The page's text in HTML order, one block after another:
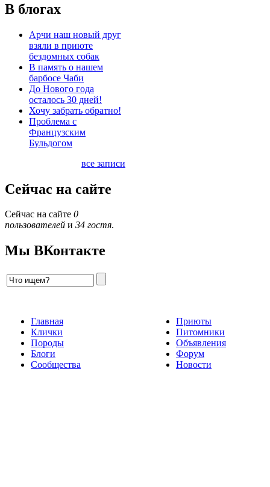
В блогах
Арчи наш новый друг
взяли в приюте
бездомных собак
В память о нашем
барбосе Чаби
До Нового года
осталось 30 дней!
Хочу забрать обратно!
Проблема с
Французским
Бульдогом
все записи
Сейчас на сайте
Сейчас на сайте 0
пользователей и 34 гостя.
Мы ВКонтакте
Главная
Клички
Породы
Блоги
Сообщества
Приюты
Питомники
Объявления
Форум
Новости